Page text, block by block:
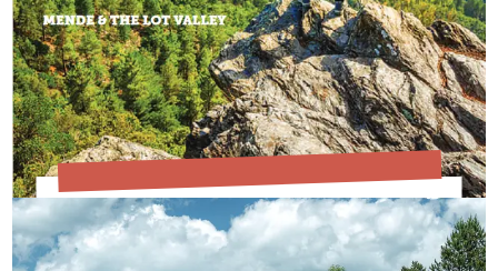
EN SAVOIR PLUS